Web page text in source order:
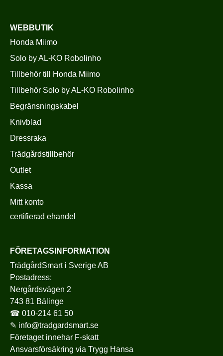
WEBBUTIK
Honda Miimo
Solo by AL-KO Robolinho
Tillbehör till Honda Miimo
Tillbehör Solo by AL-KO Robolinho
Begränsningskabel
Knivblad
Dressraka
Trädgårdstillbehör
Outlet
Kassa
Mitt konto
certifierad ehandel
FÖRETAGSINFORMATION
TrädgårdSmart i Sverige AB
Postadress:
Nergårdsvägen 2
743 81 Bälinge
☎ 010-214 61 50
✎ info@tradgardsmart.se
Företaget innehar F-skatt
Ansvarsförsäkring via Trygg Hansa